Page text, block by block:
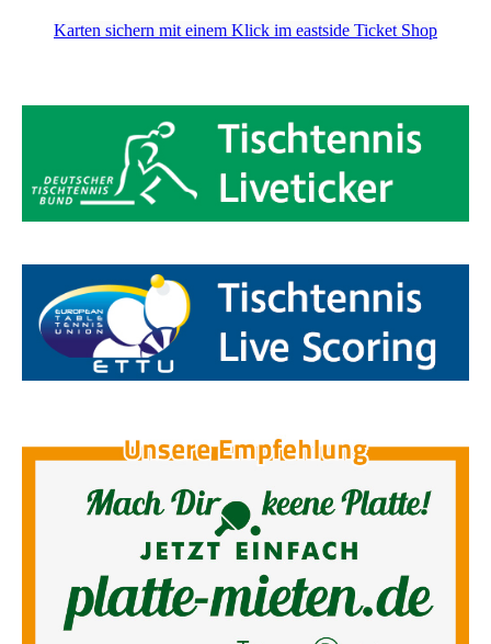
Karten sichern mit einem Klick im eastside Ticket Shop